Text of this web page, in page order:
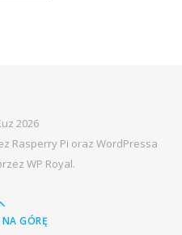
2026
Rasperry Pi oraz WordPressa
WP Royal.
GÓRĘ